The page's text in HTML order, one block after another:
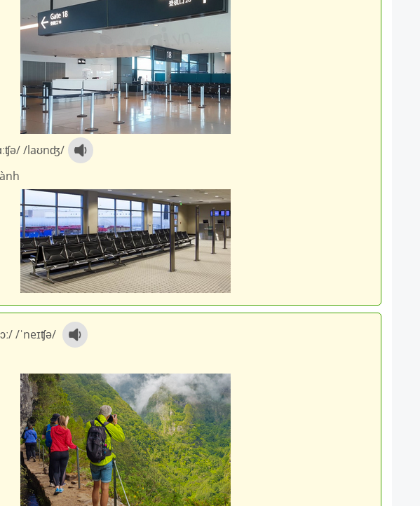
/ /laʊnʤ/
/ /ˈneɪʧə/